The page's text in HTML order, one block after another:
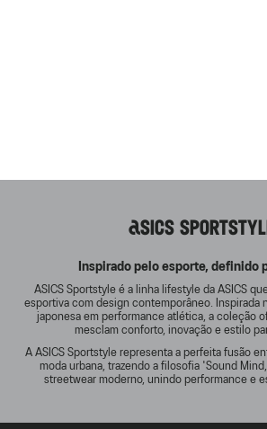
ASICS
Inspirado pelo esporte, definido
ASICS Sportstyle é a linha lifestyle da ASICS
esportiva com design contemporâneo. Inspirada
japonesa em performance atlética, a coleção
mesclam conforto, inovação e estilo
A ASICS Sportstyle representa a perfeita fusão
moda urbana, trazendo a filosofia 'Sound
streetwear moderno, unindo performance e